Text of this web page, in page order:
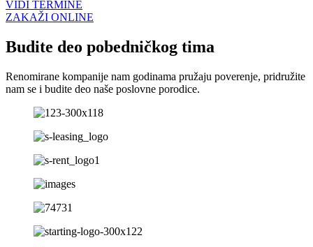
VIDI TERMINE
ZAKAŽI ONLINE
Budite deo pobedničkog tima
Renomirane kompanije nam godinama pružaju poverenje, pridružite
nam se i budite deo naše poslovne porodice.